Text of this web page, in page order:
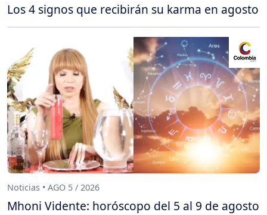
Los 4 signos que recibirán su karma en agosto
Noticias • AGO 5 / 2026
Mhoni Vidente: horóscopo del 5 al 9 de agosto